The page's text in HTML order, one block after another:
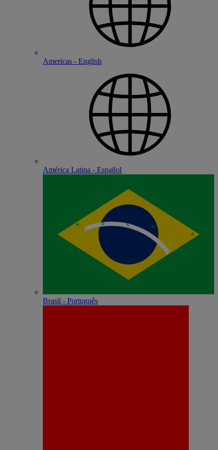
Americas - English
América Latina - Español
Brasil - Português